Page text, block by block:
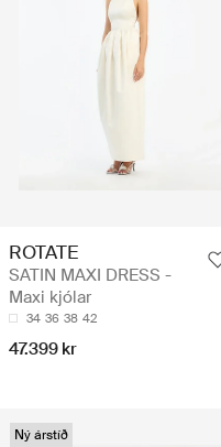
ROTATE
SATIN MAXI DRESS -
Maxi kjólar
34 36 38 42
47.399 kr
Ný árstíð